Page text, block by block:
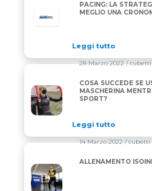
PACING: LA
MEGLIO UNA
Leggi tutto
COSA SUCCEDE SE
28 Marzo 2022/ cubetti
COSA SUCCEDE SE
MASCHERINA
SPORT?
Leggi tutto
ALLENAMENTO
14 Marzo 2022/ cubetti
ALLENAMENTO